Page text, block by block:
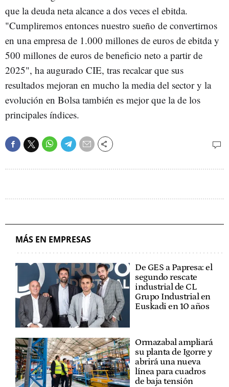
que la deuda neta alcance a dos veces el ebitda.
"Cumpliremos entonces nuestro sueño de convertirnos
en una empresa de 1.000 millones de euros de ebitda y
500 millones de euros de beneficio neto a partir de
2025", ha augurado CIE, tras recalcar que sus
resultados mejoran en mucho la media del sector y la
evolución en Bolsa también es mejor que la de los
principales índices.
MÁS EN EMPRESAS
De GES a Papresa: el
segundo rescate
industrial de CL
Grupo Industrial en
Euskadi en 10 años
Ormazabal ampliará
su planta de Igorre y
abrirá una nueva
línea para cuadros
de baja tensión